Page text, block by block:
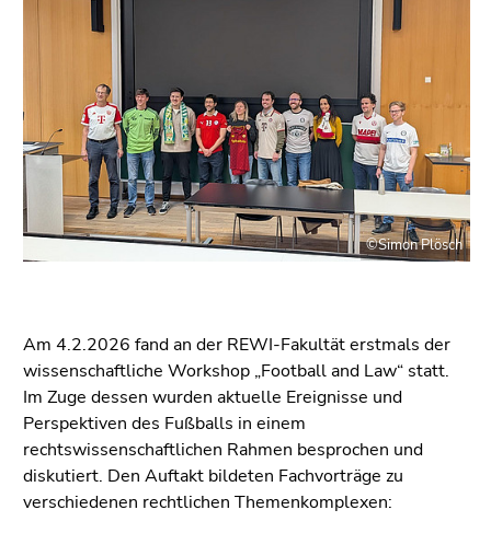
Sie diesen
Inhalt
(Zugriffstaste
Positionsanzeige
(Zugriffstaste
Hauptnavigation
(Zugriffstaste
3)
Zu
den
Zusatzinformationen
(Zugriffstaste
©Simon Plösch
Am 4.2.2026 fand an der REWI-Fakultät erstmals der
wissenschaftliche Workshop „Football and Law“ statt.
Im Zuge dessen wurden aktuelle Ereignisse und
Perspektiven des Fußballs in einem
rechtswissenschaftlichen Rahmen besprochen und
diskutiert. Den Auftakt bildeten Fachvorträge zu
verschiedenen rechtlichen Themenkomplexen: